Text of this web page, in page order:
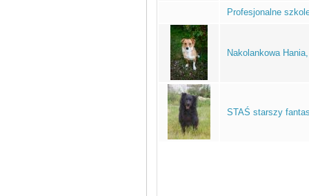
Profesjonalne
Nakolankowa
STAŚ starszy